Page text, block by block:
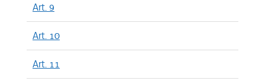
Art. 9
Art. 10
Art. 11